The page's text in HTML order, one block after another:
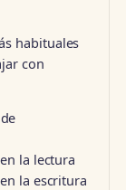
habituales
con
la lectura
la escritura